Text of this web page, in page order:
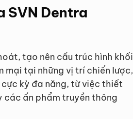
SVN Dentra
tạo nên cấu trúc hình khối
mại tại những vị trí chiến lược,
kỳ đa năng, từ việc thiết
các ấn phẩm truyền thông